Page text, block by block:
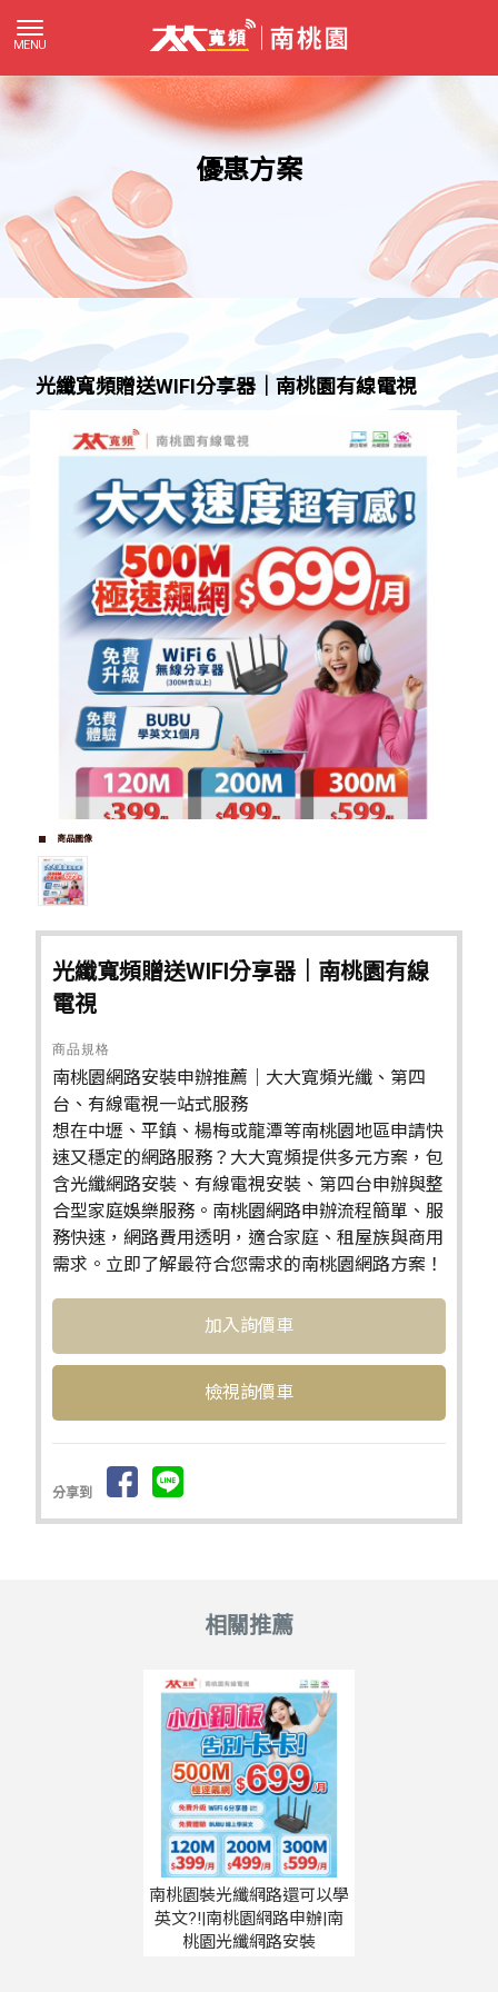
優惠方案
光纖寬頻贈送WIFI分享器｜南桃園有線電視
商品圖像
光纖寬頻贈送WIFI分享器｜南桃園有線
電視
商品規格
南桃園網路安裝申辦推薦｜大大寬頻光纖、第四
台、有線電視一站式服務
想在中壢、平鎮、楊梅或龍潭等南桃園地區申請快
速又穩定的網路服務？大大寬頻提供多元方案，包
含光纖網路安裝、有線電視安裝、第四台申辦與整
合型家庭娛樂服務。南桃園網路申辦流程簡單、服
務快速，網路費用透明，適合家庭、租屋族與商用
需求。立即了解最符合您需求的南桃園網路方案！
檢視詢價車
分享到
南桃園裝光纖網路還可以學
英文?!|南桃園網路申辦|南
桃園光纖網路安裝